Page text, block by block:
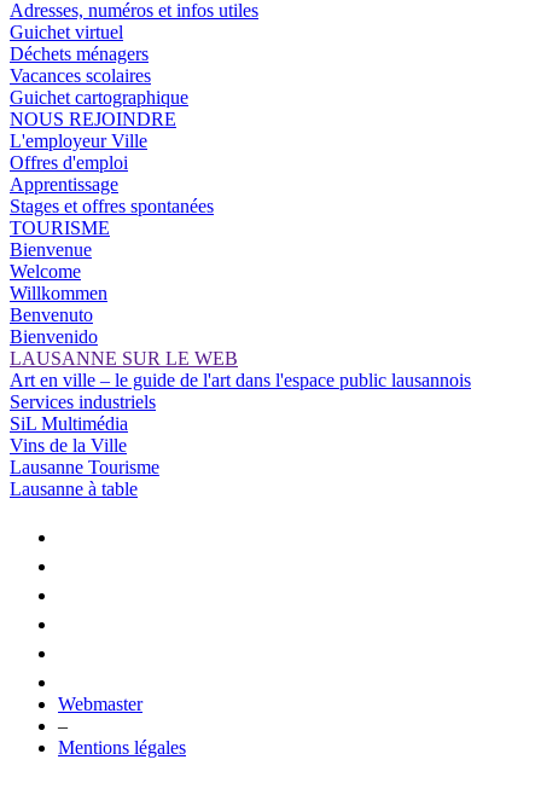
Adresses, numéros et infos utiles
Guichet virtuel
Déchets ménagers
Vacances scolaires
Guichet cartographique
NOUS REJOINDRE
L'employeur Ville
Offres d'emploi
Apprentissage
Stages et offres spontanées
TOURISME
Bienvenue
Welcome
Willkommen
Benvenuto
Bienvenido
LAUSANNE SUR LE WEB
Art en ville – le guide de l'art dans l'espace public lausannois
Services industriels
SiL Multimédia
Vins de la Ville
Lausanne Tourisme
Lausanne à table
Webmaster
–
Mentions légales